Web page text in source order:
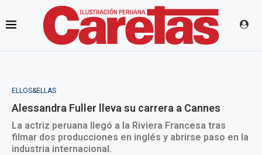
ELLOS&ELLAS
Alessandra Fuller lleva su carrera a Cannes
La actriz peruana llegó a la Riviera Francesa tras
filmar dos producciones en inglés y abrirse paso en la
industria internacional.